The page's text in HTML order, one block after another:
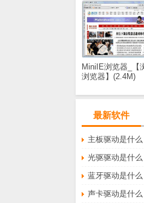
MiniIE浏览器_【
浏览器】(2.4M)
最新软件
主板驱动是什么
光驱驱动是什么
蓝牙驱动是什么
声卡驱动是什么